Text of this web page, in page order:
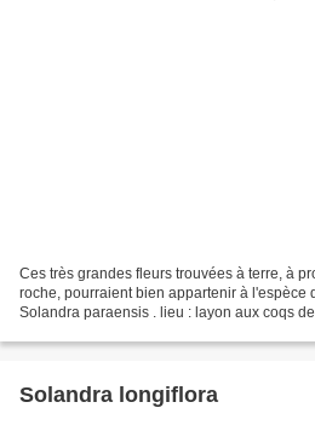
Ces très grandes fleurs trouvées à terre, à
roche, pourraient bien appartenir à l'espèce
Solandra paraensis . lieu : layon aux coqs
Solandra longiflora